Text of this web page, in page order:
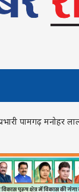
पामगढ़ मनोहर